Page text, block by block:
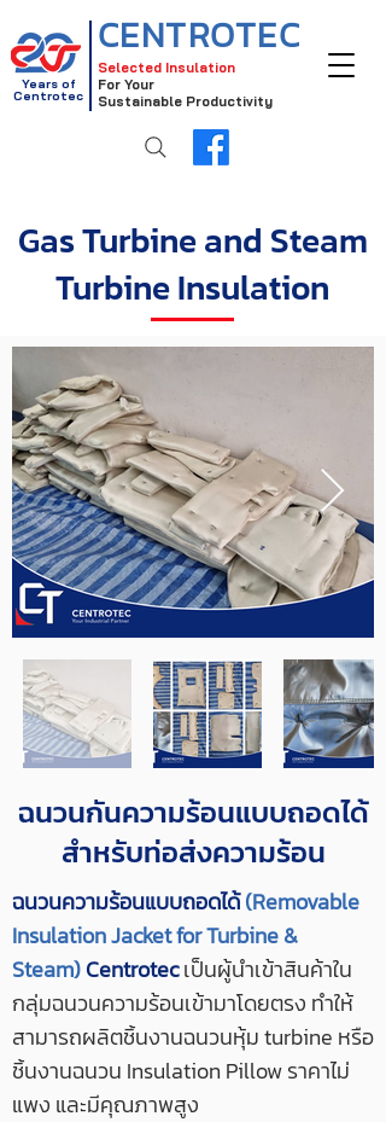
Selected Insulation
For Your
Sustainable Productivity
CENTROTEC
Years of
Centrotec
Gas Turbine and Steam
Turbine Insulation
ฉนวนกันความร้อนแบบถอดได้
สำหรับท่อส่งความร้อน
ฉนวนความร้อนแบบถอดได้(Removable
Insulation Jacket for Turbine &
Steam)Centrotecเป็นผู้นำเข้าสินค้าใน
กลุ่มฉนวนความร้อนเข้ามาโดยตรง ทำให้
สามารถผลิตชิ้นงานฉนวนหุ้ม turbine หรือ
ชิ้นงานฉนวน Insulation Pillow ราคาไม่
แพง และมีคุณภาพสูง